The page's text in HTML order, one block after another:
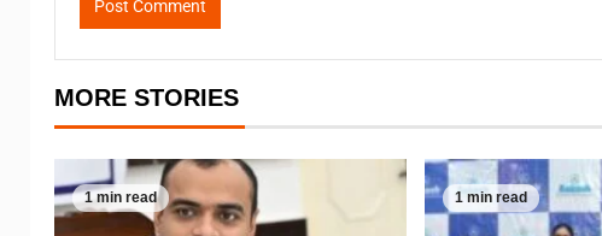
MORE STORIES
1 min read 1 min read